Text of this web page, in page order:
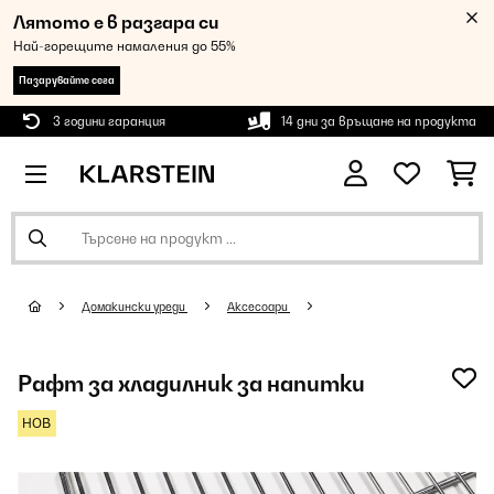
Лятото е в разгара си
Най-горещите намаления до 55%
Пазарувайте сега
3 години гаранция 14 дни за връщане на продукта
Домакински уреди Аксесоари
Рафт за хладилник за напитки
НОВ